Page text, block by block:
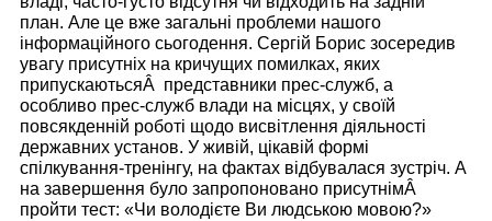
план. Але це вже загальні проблеми нашого
інформаційного сьогодення. Сергій Борис зосередив
увагу присутніх на кричущих помилках, яких
припускаютьсяÂ представники прес-служб, а
особливо прес-служб влади на місцях, у своїй
повсякденній роботі щодо висвітлення діяльності
державних установ. У живій, цікавій формі
спілкування-тренінгу, на фактах відбувалася зустріч. А
на завершення було запропоновано присутнімÂ
пройти тест: «Чи володієте Ви людською мовою?»